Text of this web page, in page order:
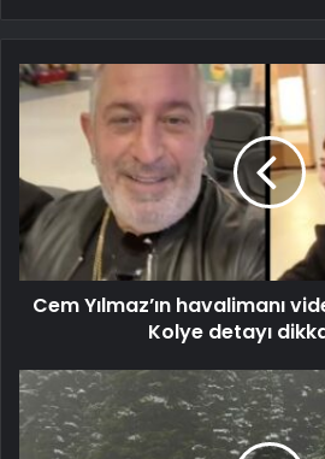
Cem Yılmaz’ın havalimanı
Kolye detayı